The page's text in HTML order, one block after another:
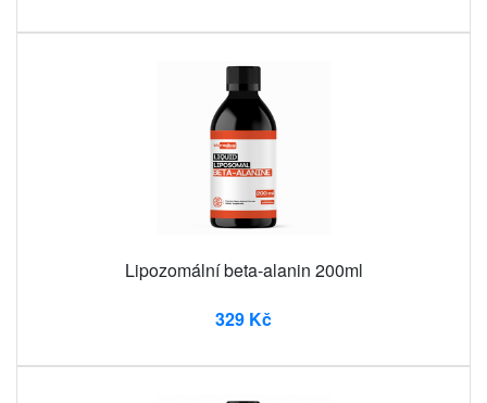
Lipozomální beta-alanin 200ml
329 Kč